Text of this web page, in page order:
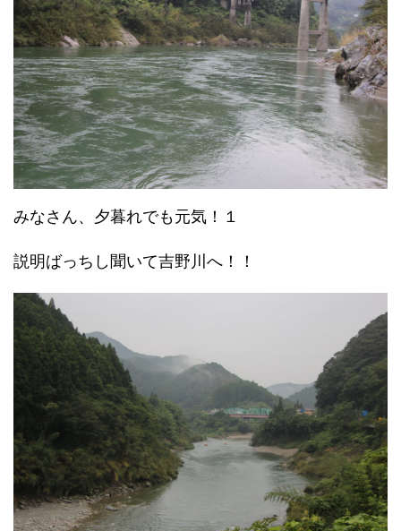
みなさん、夕暮れでも元気！１
説明ばっちし聞いて吉野川へ！！